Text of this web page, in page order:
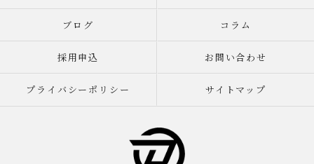
ブログ コラム
採用申込 お問い合わせ
プライバシーポリシー サイトマップ